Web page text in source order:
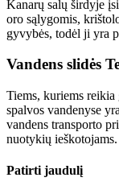
Kanarų salų širdyje
oro sąlygomis,
gyvybės, todėl ji yra
Vandens slidės
Tiems, kuriems reikia
spalvos vandenyse
vandens transporto
nuotykių ieškotojams.
Patirti jaudulį